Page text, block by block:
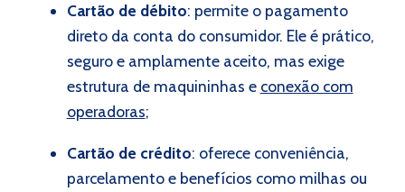
Cartão de débito: permite o pagamento
direto da conta do consumidor. Ele é prático,
seguro e amplamente aceito, mas exige
estrutura de maquininhas e conexão com
operadoras;
Cartão de crédito: oferece conveniência,
parcelamento e benefícios como milhas ou